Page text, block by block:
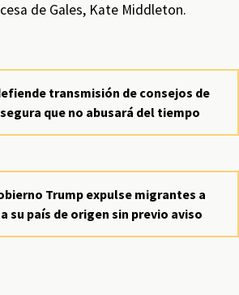
de Gales, Kate Middleton.
transmisión de consejos de
que no abusará del tiempo
Trump expulse migrantes a
su país de origen sin previo aviso